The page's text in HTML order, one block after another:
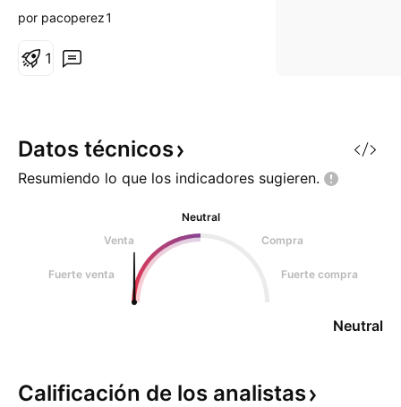
Unido. La empresa ofrece una
patrimonial de empresa a
dos segmentos: Ingresos netos
de plataforma, e
por pacoperez1
1
Datos técnicos
Resumiendo lo que los indicadores sugieren.
Neutral
Venta
Compra
Fuerte venta Fuerte compra
Neutral
Calificación de los analistas